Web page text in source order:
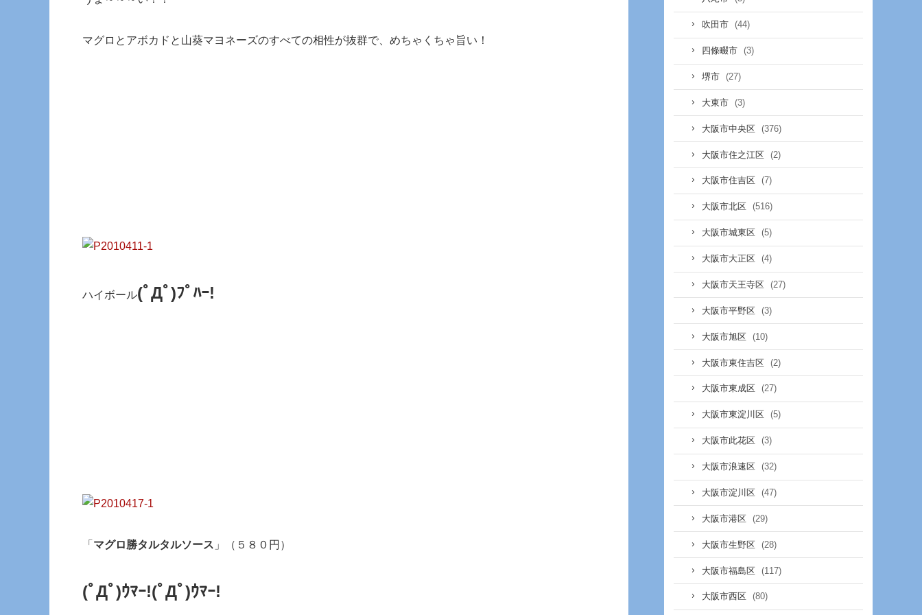
マグロとアボカドと山葵マヨネーズのすべての相性が抜群で、めちゃくちゃ旨い！
ハイボール(ﾟДﾟ)ﾌﾟﾊｰ!
「 マグロ勝タルタルソース 」（５８０円）
(ﾟДﾟ)ｳﾏｰ!(ﾟДﾟ)ｳﾏｰ!
吹田市 (44)
四條畷市 (3)
堺市 (27)
大東市 (3)
大阪市中央区 (376)
大阪市住之江区 (2)
大阪市住吉区 (7)
大阪市北区 (516)
大阪市城東区 (5)
大阪市大正区 (4)
大阪市天王寺区 (27)
大阪市平野区 (3)
大阪市旭区 (10)
大阪市東住吉区 (2)
大阪市東成区 (27)
大阪市東淀川区 (5)
大阪市此花区 (3)
大阪市浪速区 (32)
大阪市淀川区 (47)
大阪市港区 (29)
大阪市生野区 (28)
大阪市福島区 (117)
大阪市西区 (80)